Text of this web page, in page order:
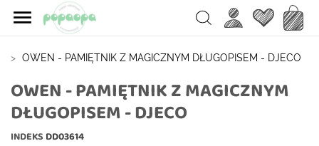
 Search Ulubione
OWEN - PAMIĘTNIK Z MAGICZNYM DŁUGOPISEM - DJECO
OWEN - PAMIĘTNIK Z MAGICZNYM
DŁUGOPISEM - DJECO
INDEKS DD03614